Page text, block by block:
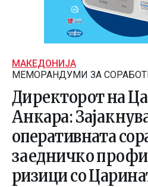
МАКЕДОНИЈА
МЕМОРАНДУМИ ЗА
Директорот на
Анкара:
оперативната
заедничко
ризици со